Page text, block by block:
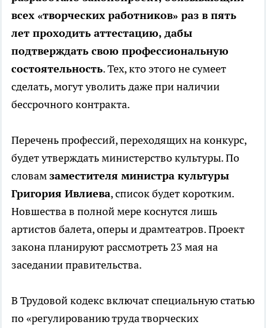
всех «творческих работников» раз в пять
лет проходить аттестацию, дабы
подтверждать свою профессиональную
состоятельность. Тех, кто этого не сумеет
сделать, могут уволить даже при наличии
бессрочного контракта.
Перечень профессий, переходящих на конкурс,
будет утверждать министерство культуры. По
словамзаместителя министра культуры
Григория Ивлиева, список будет коротким.
Новшества в полной мере коснутся лишь
артистов балета, оперы и драмтеатров. Проект
закона планируют рассмотреть 23 мая на
заседании правительства.
В Трудовой кодекс включат специальную статью
по «регулированию труда творческих